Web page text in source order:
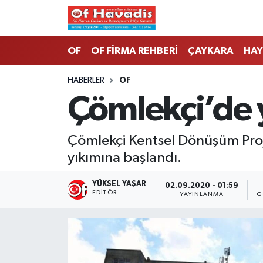
OF OF FİRMA REHBERİ ÇAYKARA
HABERLER OF
Çömlekçi’de
Çömlekçi Kentsel Dönüşüm
yıkımına başlandı.
YÜKSEL YAŞAR
EDITÖR
02.09.2020 - 01:59
YAYINLANMA
Trabzon Nöbetçi Eczaneler
Trabzon Namaz Vakitleri
Trabzon Trafik Yoğunluk Haritası
Süper Lig Puan Durumu ve Fikstür
Tüm Manşetler
Son Dakika Haberleri